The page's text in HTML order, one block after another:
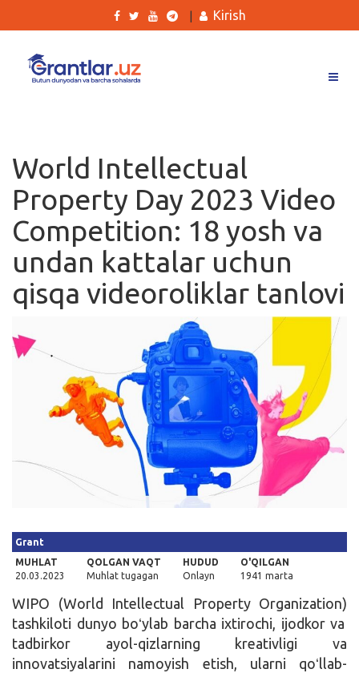
Ishlar
Kurslar
Blog
Yana
Qidirish
Kirish
World Intellectual
Property Day 2023 Video
Competition: 18 yosh va
undan kattalar uchun
qisqa videoroliklar tanlovi
Grant
MUHLAT
20.03.2023
QOLGAN VAQT
Muhlat tugagan
HUDUD
Onlayn
O'QILGAN
1941 marta
WIPO (World Intellectual Property Organization)
tashkiloti dunyo boʻylab barcha ixtirochi, ijodkor va
tadbirkor ayol-qizlarning kreativligi va
innovatsiyalarini namoyish etish, ularni qoʻllab-